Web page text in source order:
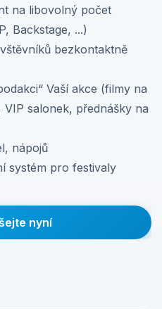
na libovolný počet
Backstage, ...)
bezkontaktně
Vaší akce (filmy na
salonek, přednášky na
nápojů
systém pro festivaly
nyní